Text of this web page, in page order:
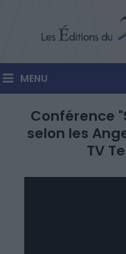
MENU
Conférence
selon les
TV
Dans:Web
Le:Mercredi,
Vues: 20797